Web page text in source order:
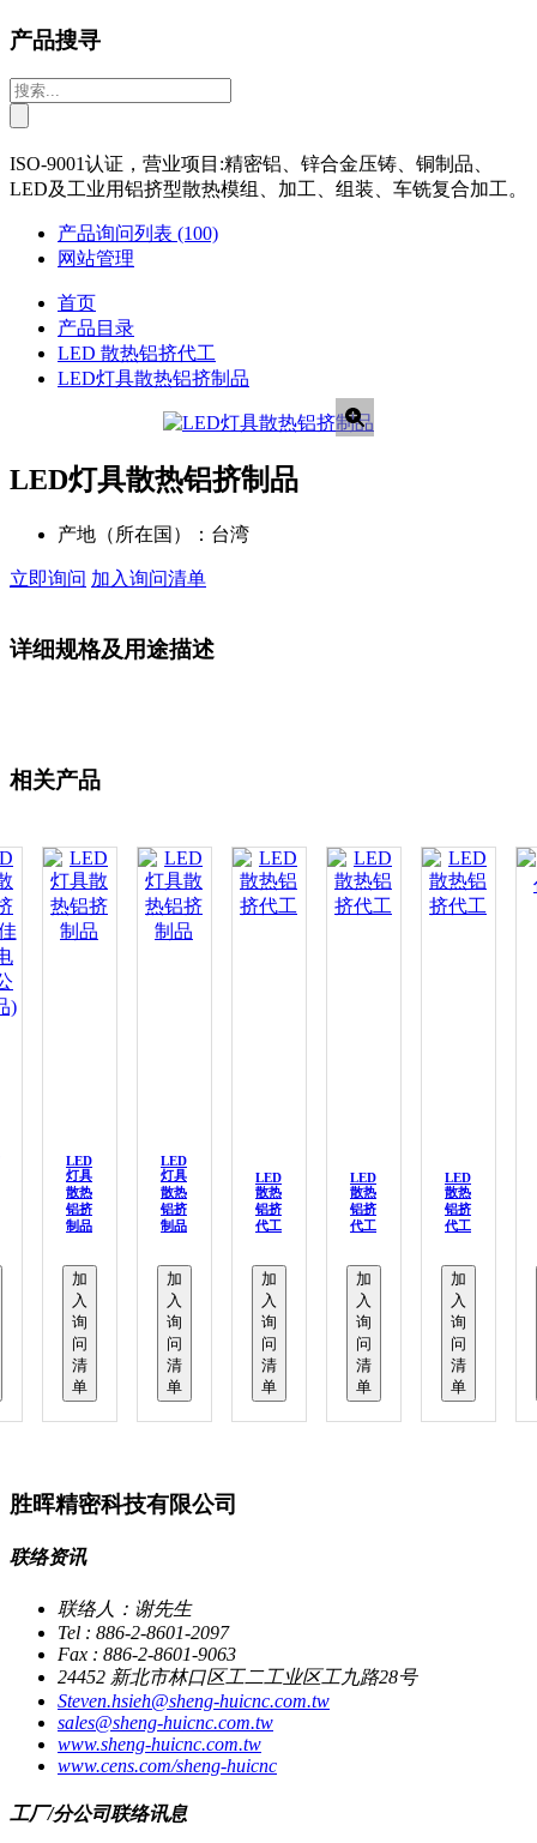
产品搜寻
ISO-9001认证，营业项目:精密铝、锌合金压铸、铜制品、
LED及工业用铝挤型散热模组、加工、组装、车铣复合加工。
产品询问列表 (100)
网站管理
首页
产品目录
LED 散热铝挤代工
LED灯具散热铝挤制品
LED灯具散热铝挤制品
产地（所在国）： 台湾
立即询问 加入询问清单
详细规格及用途描述
相关产品
LED
灯具
散热
铝挤
制品
加
入
询
问
清
单
LED
灯具
散热
铝挤
制品
加
入
询
问
清
单
LED
散热
铝挤
代工
加
入
询
问
清
单
LED
散热
铝挤
代工
加
入
询
问
清
单
LED
散热
铝挤
代工
加
入
询
问
清
单
胜晖精密科技有限公司
联络资讯
联络人：谢先生
Tel : 886-2-8601-2097
Fax : 886-2-8601-9063
24452 新北市林口区工二工业区工九路28号
Steven.hsieh@sheng-huicnc.com.tw
sales@sheng-huicnc.com.tw
www.sheng-huicnc.com.tw
www.cens.com/sheng-huicnc
工厂/分公司联络讯息